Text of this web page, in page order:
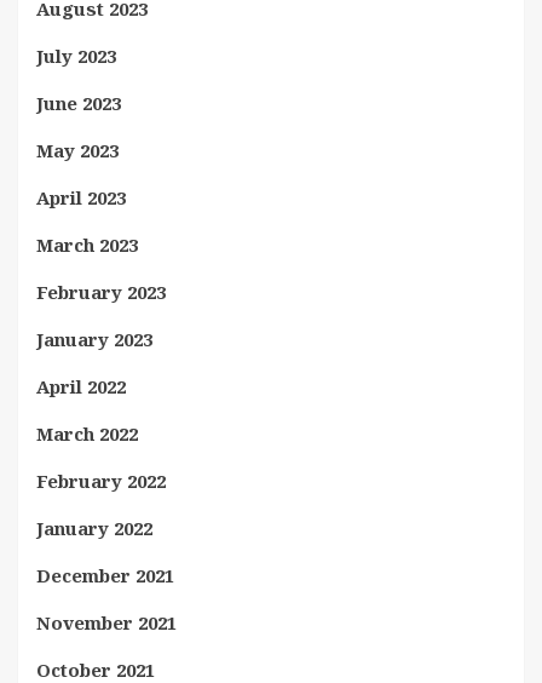
August 2023
July 2023
June 2023
May 2023
April 2023
March 2023
February 2023
January 2023
April 2022
March 2022
February 2022
January 2022
December 2021
November 2021
October 2021